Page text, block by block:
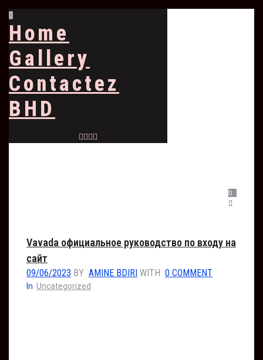
Home
Gallery
Contactez
BHD
0
Vavada официальное руководство по входу на
сайт
09/06/2023 BY AMINE BDIRI WITH 0 COMMENT
In Uncategorized